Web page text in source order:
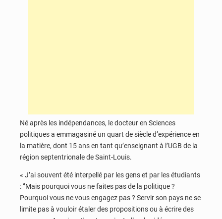
Né après les indépendances, le docteur en Sciences
politiques a emmagasiné un quart de siècle d’expérience en
la matière, dont 15 ans en tant qu’enseignant à l’UGB de la
région septentrionale de Saint-Louis.
« J’ai souvent été interpellé par les gens et par les étudiants
: ‘’Mais pourquoi vous ne faites pas de la politique ?
Pourquoi vous ne vous engagez pas ? Servir son pays ne se
limite pas à vouloir étaler des propositions ou à écrire des